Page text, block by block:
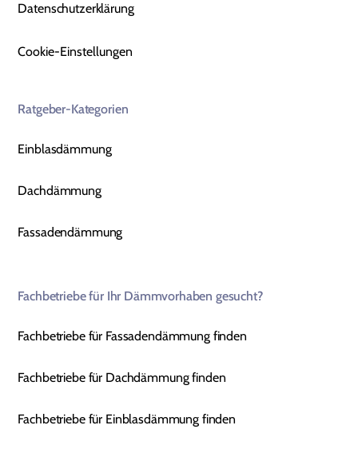
Datenschutzerklärung
Cookie-Einstellungen
Ratgeber-Kategorien
Einblasdämmung
Dachdämmung
Fassadendämmung
Fachbetriebe für Ihr Dämmvorhaben gesucht?
Fachbetriebe für Fassadendämmung finden
Fachbetriebe für Dachdämmung finden
Fachbetriebe für Einblasdämmung finden